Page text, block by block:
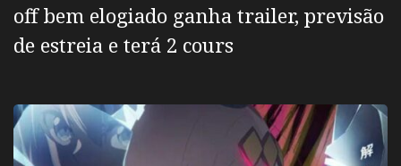
off bem elogiado ganha trailer, previsão
de estreia e terá 2 cours